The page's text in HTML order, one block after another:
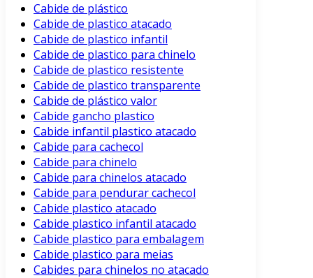
Cabide de plástico
Cabide de plastico atacado
Cabide de plastico infantil
Cabide de plastico para chinelo
Cabide de plastico resistente
Cabide de plastico transparente
Cabide de plástico valor
Cabide gancho plastico
Cabide infantil plastico atacado
Cabide para cachecol
Cabide para chinelo
Cabide para chinelos atacado
Cabide para pendurar cachecol
Cabide plastico atacado
Cabide plastico infantil atacado
Cabide plastico para embalagem
Cabide plastico para meias
Cabides para chinelos no atacado